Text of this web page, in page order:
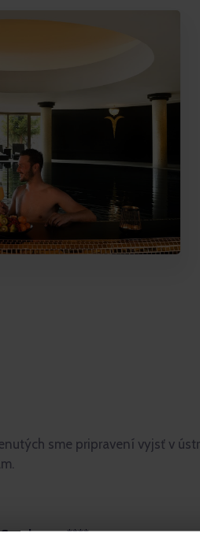
sme pripravení vyjsť v
****